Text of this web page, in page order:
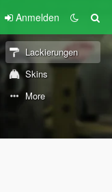
Anmelden
Lackierungen
Skins
More